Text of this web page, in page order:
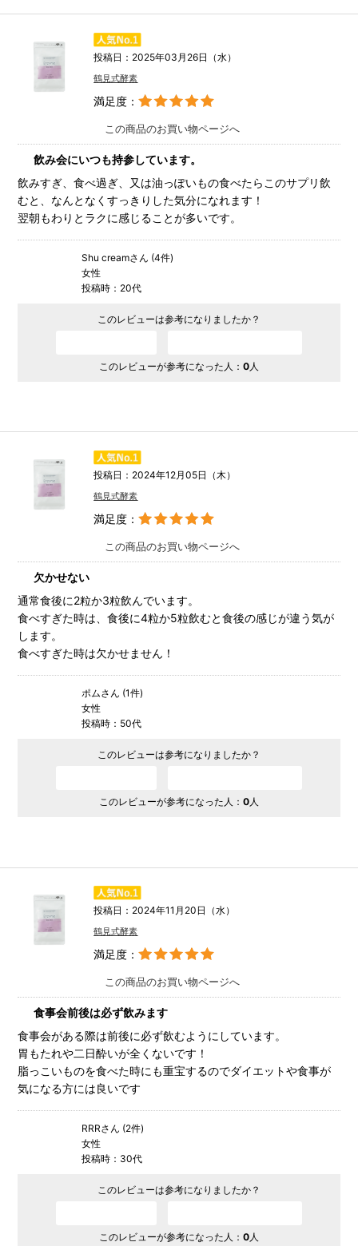
投稿日：2025年03月26日（水）
鶴見式酵素
満足度：
この商品のお買い物ページへ
飲み会にいつも持参しています。
飲みすぎ、食べ過ぎ、又は油っぽいもの食べたらこのサプリ飲
むと、なんとなくすっきりした気分になれます！
翌朝もわりとラクに感じることが多いです。
Shu creamさん (4件)
女性
投稿時：20代
このレビューは参考になりましたか？
このレビューが参考になった人： 0人
投稿日：2024年12月05日（木）
鶴見式酵素
満足度：
この商品のお買い物ページへ
欠かせない
通常食後に2粒か3粒飲んでいます。
食べすぎた時は、食後に4粒か5粒飲むと食後の感じが違う気が
します。
食べすぎた時は欠かせません！
ポムさん (1件)
女性
投稿時：50代
このレビューは参考になりましたか？
このレビューが参考になった人： 0人
投稿日：2024年11月20日（水）
鶴見式酵素
満足度：
この商品のお買い物ページへ
食事会前後は必ず飲みます
食事会がある際は前後に必ず飲むようにしています。
胃もたれや二日酔いが全くないです！
脂っこいものを食べた時にも重宝するのでダイエットや食事が
気になる方には良いです
RRRさん (2件)
女性
投稿時：30代
このレビューは参考になりましたか？
このレビューが参考になった人： 0人